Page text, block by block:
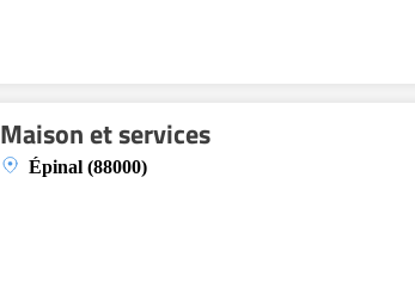
Maison et services
Épinal (88000)